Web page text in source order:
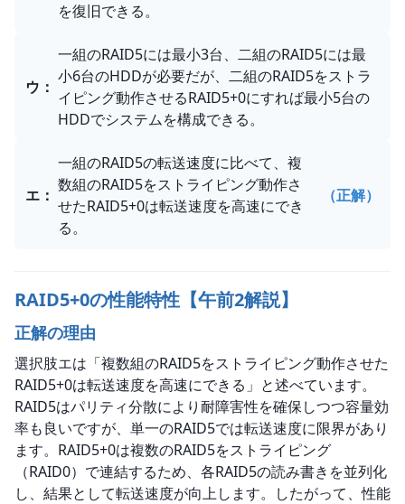
を復旧できる。
ウ ：
一組のRAID5には最小3台、二組のRAID5には最
小6台のHDDが必要だが、二組のRAID5をストラ
イピング動作させるRAID5+0にすれば最小5台の
HDDでシステムを構成できる。
エ ：
一組のRAID5の転送速度に比べて、複
数組のRAID5をストライピング動作さ
せたRAID5+0は転送速度を高速にでき
る。
（正解）
RAID5+0の性能特性【午前2解説】
正解の理由
選択肢エは「複数組のRAID5をストライピング動作させた
RAID5+0は転送速度を高速にできる」と述べています。
RAID5はパリティ分散により耐障害性を確保しつつ容量効
率も良いですが、単一のRAID5では転送速度に限界があり
ます。RAID5+0は複数のRAID5をストライピング
（RAID0）で連結するため、各RAID5の読み書きを並列化
し、結果として転送速度が向上します。したがって、性能